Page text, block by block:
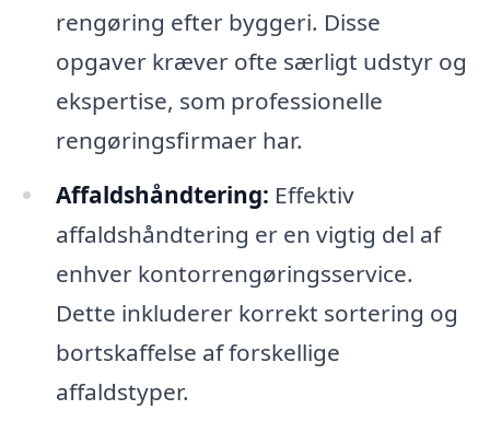
rengøring efter byggeri. Disse
opgaver kræver ofte særligt udstyr og
ekspertise, som professionelle
rengøringsfirmaer har.
Affaldshåndtering: Effektiv
affaldshåndtering er en vigtig del af
enhver kontorrengøringsservice.
Dette inkluderer korrekt sortering og
bortskaffelse af forskellige
affaldstyper.